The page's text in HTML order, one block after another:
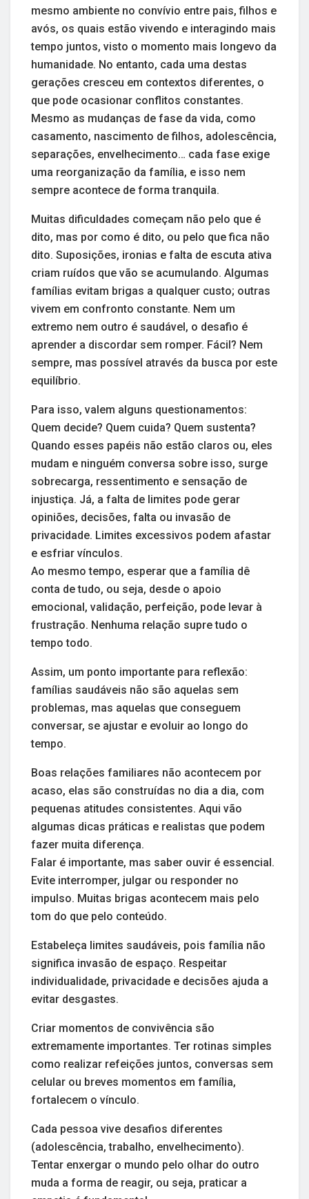
mesmo ambiente no convívio entre pais, filhos e
avós, os quais estão vivendo e interagindo mais
tempo juntos, visto o momento mais longevo da
humanidade. No entanto, cada uma destas
gerações cresceu em contextos diferentes, o
que pode ocasionar conflitos constantes.
Mesmo as mudanças de fase da vida, como
casamento, nascimento de filhos, adolescência,
separações, envelhecimento… cada fase exige
uma reorganização da família, e isso nem
sempre acontece de forma tranquila.
Muitas dificuldades começam não pelo que é
dito, mas por como é dito, ou pelo que fica não
dito. Suposições, ironias e falta de escuta ativa
criam ruídos que vão se acumulando. Algumas
famílias evitam brigas a qualquer custo; outras
vivem em confronto constante. Nem um
extremo nem outro é saudável, o desafio é
aprender a discordar sem romper. Fácil? Nem
sempre, mas possível através da busca por este
equilíbrio.
Para isso, valem alguns questionamentos:
Quem decide? Quem cuida? Quem sustenta?
Quando esses papéis não estão claros ou, eles
mudam e ninguém conversa sobre isso, surge
sobrecarga, ressentimento e sensação de
injustiça. Já, a falta de limites pode gerar
opiniões, decisões, falta ou invasão de
privacidade. Limites excessivos podem afastar
e esfriar vínculos.
Ao mesmo tempo, esperar que a família dê
conta de tudo, ou seja, desde o apoio
emocional, validação, perfeição, pode levar à
frustração. Nenhuma relação supre tudo o
tempo todo.
Assim, um ponto importante para reflexão:
famílias saudáveis não são aquelas sem
problemas, mas aquelas que conseguem
conversar, se ajustar e evoluir ao longo do
tempo.
Boas relações familiares não acontecem por
acaso, elas são construídas no dia a dia, com
pequenas atitudes consistentes. Aqui vão
algumas dicas práticas e realistas que podem
fazer muita diferença.
Falar é importante, mas saber ouvir é essencial.
Evite interromper, julgar ou responder no
impulso. Muitas brigas acontecem mais pelo
tom do que pelo conteúdo.
Estabeleça limites saudáveis, pois família não
significa invasão de espaço. Respeitar
individualidade, privacidade e decisões ajuda a
evitar desgastes.
Criar momentos de convivência são
extremamente importantes. Ter rotinas simples
como realizar refeições juntos, conversas sem
celular ou breves momentos em família,
fortalecem o vínculo.
Cada pessoa vive desafios diferentes
(adolescência, trabalho, envelhecimento).
Tentar enxergar o mundo pelo olhar do outro
muda a forma de reagir, ou seja, praticar a